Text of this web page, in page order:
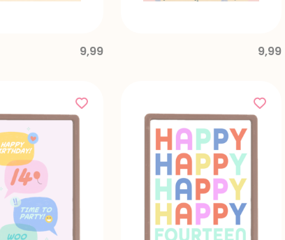
9,99 9,99